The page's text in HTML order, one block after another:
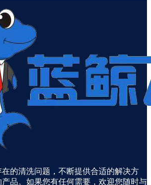
的清洗问题，不断提供合适的解决方
品。如果您有任何需要，欢迎您随时与